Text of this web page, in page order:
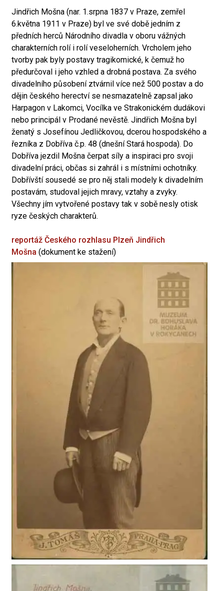
Jindřich Mošna (nar. 1.srpna 1837 v Praze, zemřel
6.května 1911 v Praze) byl ve své době jedním z
předních herců Národního divadla v oboru vážných
charakterních rolí i rolí veseloherních. Vrcholem jeho
tvorby pak byly postavy tragikomické, k čemuž ho
předurčoval i jeho vzhled a drobná postava. Za svého
divadelního působení ztvárnil více než 500 postav a do
dějin českého herectví se nesmazatelně zapsal jako
Harpagon v Lakomci, Vocílka ve Strakonickém dudákovi
nebo principál v Prodané nevěstě. Jindřich Mošna byl
ženatý s Josefínou Jedličkovou, dcerou hospodského a
řezníka z Dobříva č.p. 48 (dnešní Stará hospoda). Do
Dobříva jezdil Mošna čerpat síly a inspiraci pro svoji
divadelní práci, občas si zahrál i s místními ochotníky.
Dobřívští sousedé se pro něj stali modely k divadelním
postavám, studoval jejich mravy, vztahy a zvyky.
Všechny jím vytvořené postavy tak v sobě nesly otisk
ryze českých charakterů.
reportáž Českého rozhlasu Plzeň Jindřich
Mošna (dokument ke stažení)